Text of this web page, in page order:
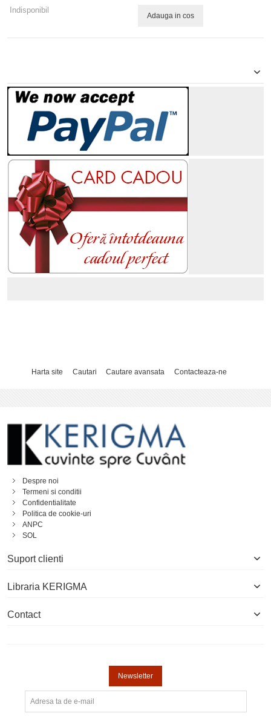
Indisponibil
Adauga in cos
Harta site Cautari Cautare avansata Contacteaza-ne
Despre noi
Termeni si conditii
Confidentialitate
Politica de cookie-uri
ANPC
SOL
Suport clienti
Libraria KERIGMA
Contact
Newsletter